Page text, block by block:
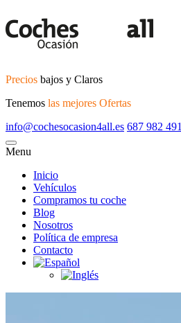
Precios bajos y Claros
Tenemos las mejores Ofertas
info@cochesocasion4all.es 687 982 491
Menu
Inicio
Vehículos
Compramos tu coche
Blog
Nosotros
Política de empresa
Contacto